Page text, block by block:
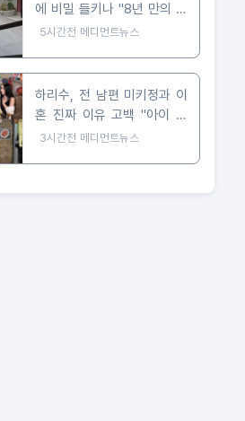
에 비밀 들키나 "8년 만의 숨
막히는 대치"
5시간전 메디먼트뉴스
하리수, 전 남편 미키정과 이
혼 진짜 이유 고백 "아이 못
낳아 미안했다"
3시간전 메디먼트뉴스